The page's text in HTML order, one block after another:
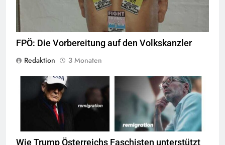
FPÖ: Die Vorbereitung auf den Volkskanzler
Redaktion
3 Monaten
screenshot © Kontrast
Wie Trump Österreichs Faschisten unterstützt